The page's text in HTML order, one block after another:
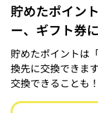
貯めたポイン
ー、ギフト券
貯めたポイントは
換先に交換できま
交換できることも！